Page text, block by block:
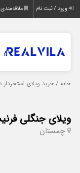
ورود / ثبت نام
خانه /خرید ویلای استخردار
ویلای جنگلی
چمستان